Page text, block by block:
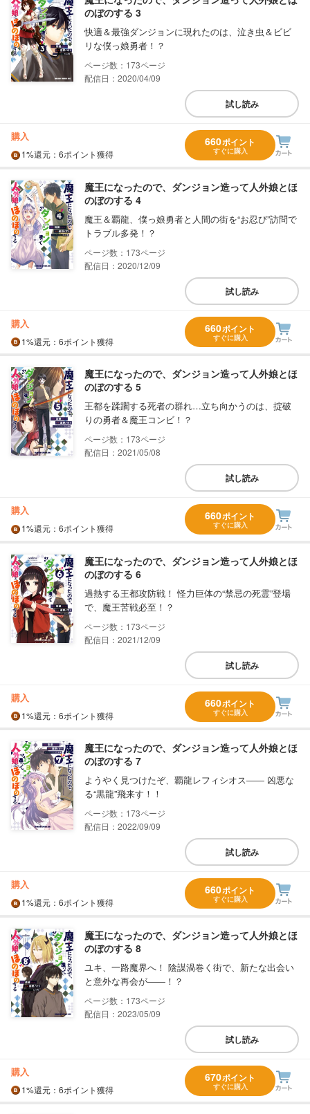
のぼのする 3
快適＆最強ダンジョンに現れたのは、泣き虫＆ビビ
リな僕っ娘勇者！？
173
配信日：2020/04/09
試し読み
購入
1%還元 ：6ポイント獲得
660ポイント
すぐに購入
魔王になったので、ダンジョン造って人外娘とほ
のぼのする 4
魔王＆覇龍、僕っ娘勇者と人間の街を“お忍び”訪問で
トラブル多発！？
173
配信日：2020/12/09
試し読み
購入
1%還元 ：6ポイント獲得
660ポイント
すぐに購入
魔王になったので、ダンジョン造って人外娘とほ
のぼのする 5
王都を蹂躙する死者の群れ…立ち向かうのは、掟破
りの勇者＆魔王コンビ！？
173
配信日：2021/05/08
試し読み
購入
1%還元 ：6ポイント獲得
660ポイント
すぐに購入
魔王になったので、ダンジョン造って人外娘とほ
のぼのする 6
過熱する王都攻防戦！ 怪力巨体の“禁忌の死霊”登場
で、魔王苦戦必至！？
173
配信日：2021/12/09
試し読み
購入
1%還元 ：6ポイント獲得
660ポイント
すぐに購入
魔王になったので、ダンジョン造って人外娘とほ
のぼのする 7
ようやく見つけたぞ、覇龍レフィシオス―― 凶悪な
る“黒龍”飛来す！！
173
配信日：2022/09/09
試し読み
購入
1%還元 ：6ポイント獲得
660ポイント
すぐに購入
魔王になったので、ダンジョン造って人外娘とほ
のぼのする 8
ユキ、一路魔界へ！ 陰謀渦巻く街で、新たな出会い
と意外な再会が――！？
173
配信日：2023/05/09
試し読み
購入
1%還元 ：6ポイント獲得
670ポイント
すぐに購入